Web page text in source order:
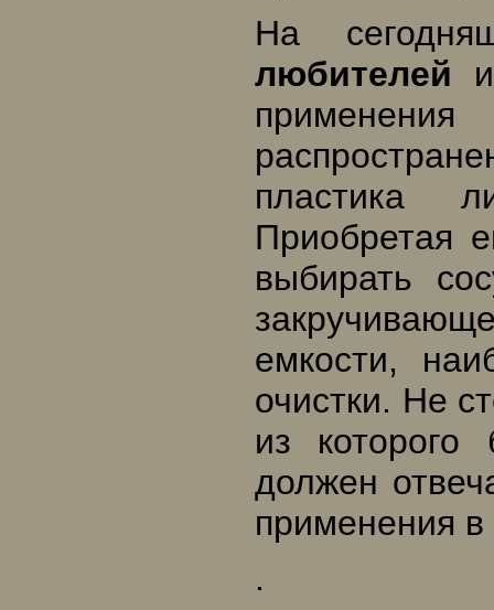
На
любителей
пластика
Приобретая
выбирать
емкости,
очистки. Не
из которого
должен
применения
.